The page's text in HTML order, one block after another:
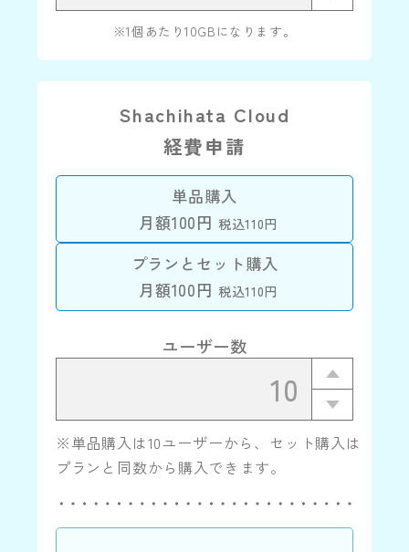
※1個あたり10GBになります。
Shachihata Cloud
経費申請
単品購入
月額100円 税込110円
プランとセット購入
月額100円 税込110円
ユーザー数
※単品購入は10ユーザーから、セット購入は
プランと同数から購入できます。